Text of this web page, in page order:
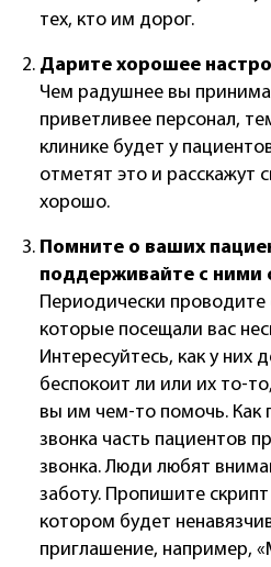
тех, кто им дорог.
Дарите хорошее
Чем радушнее вы
приветливее персонал,
клинике будет у
отметят это и расскажут
хорошо.
Помните о ваших
поддерживайте с ними
Периодически проводите
которые посещали вас
Интересуйтесь, как у них
беспокоит ли или их то-
вы им чем-то помочь. Как
звонка часть пациентов
звонка. Люди любят
заботу. Пропишите
котором будет
приглашение, например,